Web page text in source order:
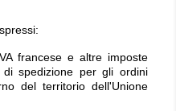
francese e altre imposte
spedizione per gli ordini
del territorio dell'Unione